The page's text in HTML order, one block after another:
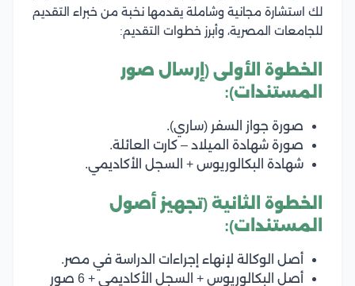
لك استشارة مجانية وشاملة يقدمها نخبة من خبراء التقديم
للجامعات المصرية، وأبرز خطوات التقديم:
الخطوة الأولى (إرسال صور
المستندات):
صورة جواز السفر (ساري).
صورة شهادة الميلاد – كارت العائلة.
شهادة البكالوريوس + السجل الأكاديمي.
الخطوة الثانية (تجهيز أصول
المستندات):
أصل الوكالة لإنهاء إجراءات الدراسة في مصر.
أصل البكالوريوس + السجل الأكاديمي + 6 صور